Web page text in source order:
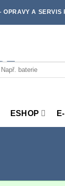
A SERVIS
ESHOP